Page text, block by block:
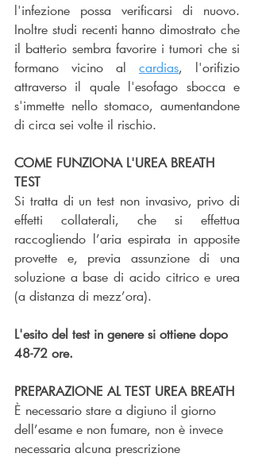
l'infezione possa verificarsi di nuovo.
Inoltre studi recenti hanno dimostrato che
il batterio sembra favorire i tumori che si
formano vicino al cardias, l'orifizio
attraverso il quale l'esofago sbocca e
s'immette nello stomaco, aumentandone
di circa sei volte il rischio.
COME FUNZIONA L'UREA BREATH
TEST
Si tratta di un test non invasivo, privo di
effetti collaterali, che si effettua
raccogliendo l’aria espirata in apposite
provette e, previa assunzione di una
soluzione a base di acido citrico e urea
(a distanza di mezz’ora).
L'esito del test in genere si ottiene dopo
48-72 ore.
PREPARAZIONE AL TEST UREA BREATH
È necessario stare a digiuno il giorno
dell’esame e non fumare, non è invece
necessaria alcuna prescrizione